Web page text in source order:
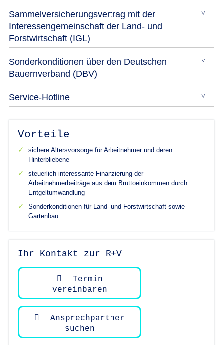
Sammelversicherungsvertrag mit der
Interessengemeinschaft der Land- und
Forstwirtschaft (IGL)
Sonderkonditionen über den Deutschen
Bauernverband (DBV)
Service-Hotline
Vorteile
sichere Altersvorsorge für Arbeitnehmer und deren
Hinterbliebene
steuerlich interessante Finanzierung der
Arbeitnehmerbeiträge aus dem Bruttoeinkommen durch
Entgeltumwandlung
Sonderkonditionen für Land- und Forstwirtschaft sowie
Gartenbau
Ihr Kontakt zur R+V
Termin
vereinbaren
Ansprechpartner
suchen